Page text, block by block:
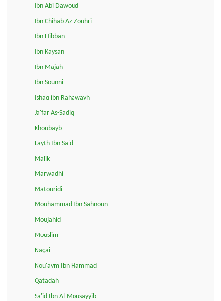
Ibn Abi Dawoud
Ibn Chihab Az-Zouhri
Ibn Hibban
Ibn Kaysan
Ibn Majah
Ibn Sounni
Ishaq ibn Rahawayh
Ja'far As-Sadiq
Khoubayb
Layth Ibn Sa'd
Malik
Marwadhi
Matouridi
Mouhammad Ibn Sahnoun
Moujahid
Mouslim
Naçai
Nou'aym Ibn Hammad
Qatadah
Sa'id Ibn Al-Mousayyib